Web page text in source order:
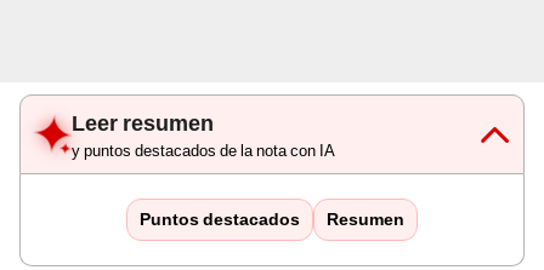
Leer resumen
y puntos destacados de la nota con IA
Puntos destacados Resumen